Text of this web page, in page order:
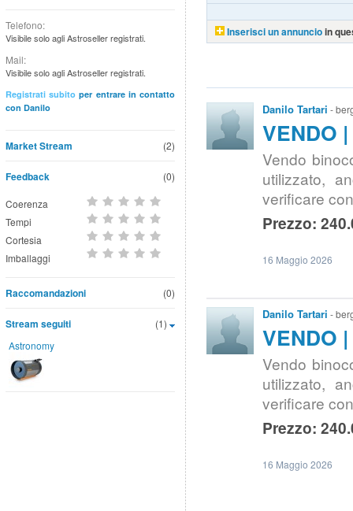
Telefono:
Visibile solo agli Astroseller registrati.
Mail:
Visibile solo agli Astroseller registrati.
Registrati subito per entrare in contatto
con Danilo
(2)
Market Stream
Feedback (0)
Coerenza
Tempi
Cortesia
Imballaggi
(0)
Raccomandazioni
(1)
Stream seguiti
Astronomy
Inserisci un annuncioin
Danilo Tartari -
VENDO
Vendo
utilizzato,
verificare
Prezzo:
16 Maggio 2026
Danilo Tartari -
VENDO
Vendo
utilizzato,
verificare
Prezzo:
16 Maggio 2026